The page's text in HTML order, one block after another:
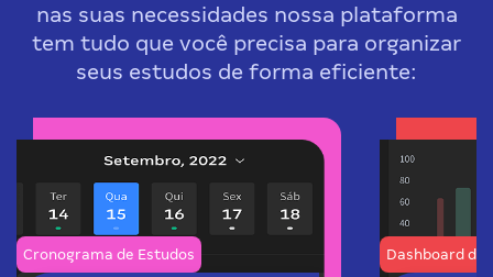
nas suas necessidades nossa plataforma
tem tudo que você precisa para organizar
seus estudos de forma eficiente:
Cronograma de Estudos Dashboard de